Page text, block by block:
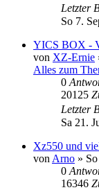
Letzter
So 7.
YICS BOX -
von XZ-Ernie
Alles zum
0
20125
Letzter
Sa 21.
Xz550 und
von Arno »
0
16346